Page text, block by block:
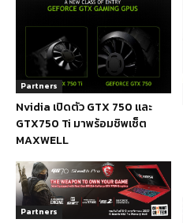
Partners
Nvidia เปิดตัว GTX 750 และ
GTX750 Ti มาพร้อมชิพเซ็ต
MAXWELL
Partners